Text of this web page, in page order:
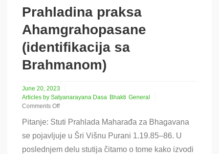
Prahladina praksa
Ahamgrahopasane
(identifikacija sa
Brahmanom)
June 20, 2023
Articles by Satyanarayana Dasa Bhakti General
Comments Off
Prahladina
Ahamgrahopasane
(identifikacija
Pitanje: Stuti Prahlada Maharađa za Bhagavana
se pojavljuje u Šri Višnu Purani 1.19.85–86. U
poslednjem delu stutija čitamo o tome kako izvodi